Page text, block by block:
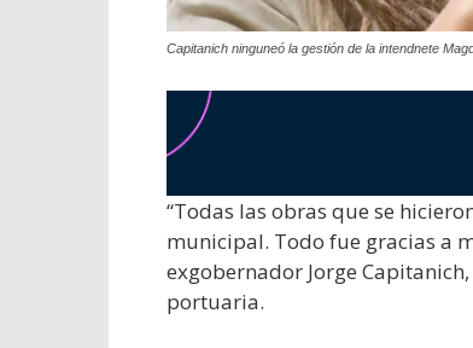
Capitanich ninguneó la gestión de la intendnete
“Todas las obras que se
municipal. Todo fue gracias a
exgobernador Jorge
portuaria.